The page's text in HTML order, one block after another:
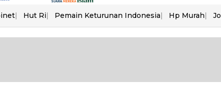
Hut Ri Pemain Keturunan Indonesia Hp Murah